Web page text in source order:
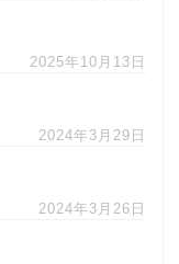
2025年10月13日
2024年3月29日
2024年3月26日